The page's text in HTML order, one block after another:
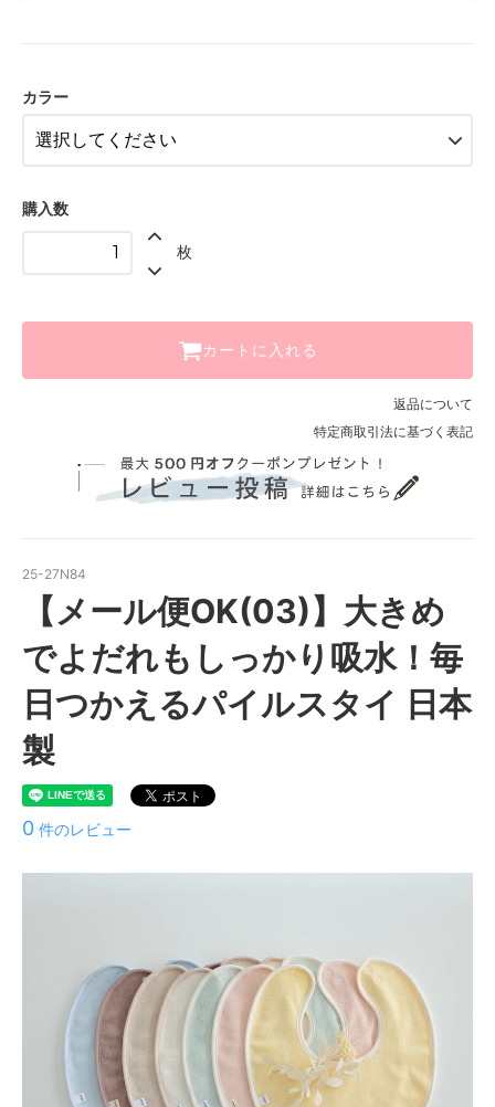
カラー
購入数
枚
カートに入れる
返品について
特定商取引法に基づく表記
25-27N84
【メール便OK(03)】大きめ
でよだれもしっかり吸水！毎
日つかえるパイルスタイ 日本
製
0 件のレビュー